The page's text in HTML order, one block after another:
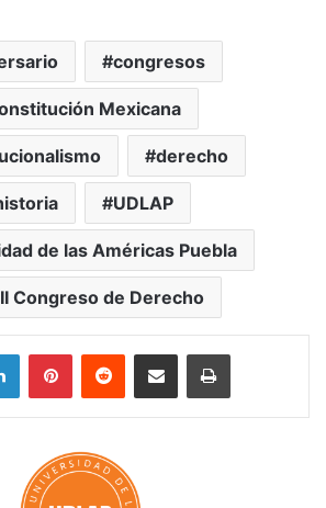
congresos
Mexicana
derecho
UDLAP
de las Américas Puebla
Congreso de Derecho
LinkedInPinterestReddit Share via Email Print